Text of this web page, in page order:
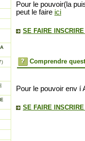
Pour le pouvoir(la
peut le faire ici
SE FAIRE
Comprendre
Pour le pouvoir env í
SE FAIRE